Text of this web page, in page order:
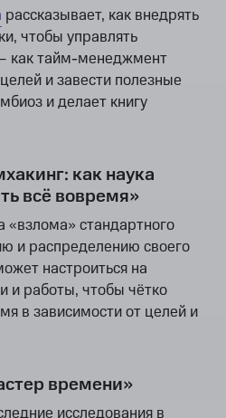
рассказывает, как внедрять
чтобы управлять
как тайм-менеджмент
и завести полезные
и делает книгу
как наука
всё вовремя»
стандартного
и распределению своего
настроиться на
и работы, чтобы чётко
в зависимости от целей и
времени»
исследования в